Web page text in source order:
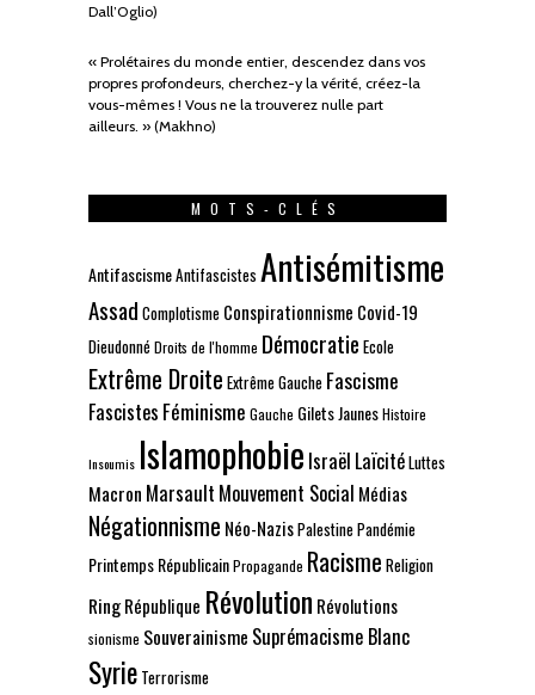
Dall’Oglio)
« Prolétaires du monde entier, descendez dans vos
propres profondeurs, cherchez-y la vérité, créez-la
vous-mêmes ! Vous ne la trouverez nulle part
ailleurs. » (Makhno)
MOTS-CLÉS
AntifascismeAntifascistes Antisémitisme
Assad Complotisme Conspirationnisme Covid-19
DieudonnéDroits de l'homme Démocratie Ecole
Extrême Droite Extrême Gauche Fascisme
Fascistes Féminisme Gauche Gilets JaunesHistoire
Insoumis Islamophobie Israël LaïcitéLuttes
Macron Marsault Mouvement Social Médias
Négationnisme Néo-NazisPalestinePandémie
Printemps RépublicainPropagande Racisme Religion
RingRépublique Révolution Révolutions
sionisme Souverainisme Suprémacisme Blanc
Syrie Terrorisme